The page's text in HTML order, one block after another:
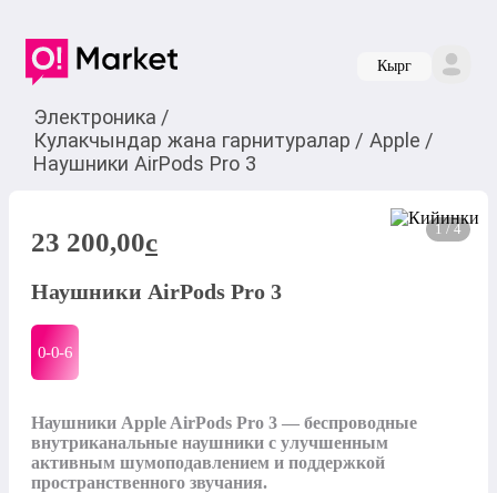
Кырг
Электроника /
Кулакчындар жана гарнитуралар / Apple /
Наушники AirPods Pro 3
1 / 4
23 200,00c
Наушники AirPods Pro 3
0-0-6
Наушники Apple AirPods Pro 3 — беспроводные
внутриканальные наушники с улучшенным
активным шумоподавлением и поддержкой
пространственного звучания.